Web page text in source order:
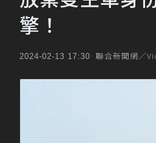
擎！
2024-02-13 17:30 聯合新聞網／